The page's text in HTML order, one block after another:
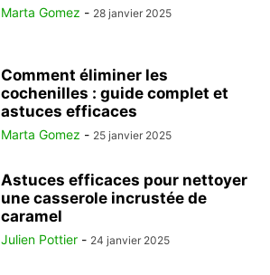
Marta Gomez - 28 janvier 2025
Comment éliminer les
cochenilles : guide complet et
astuces efficaces
Marta Gomez - 25 janvier 2025
Astuces efficaces pour nettoyer
une casserole incrustée de
caramel
Julien Pottier - 24 janvier 2025